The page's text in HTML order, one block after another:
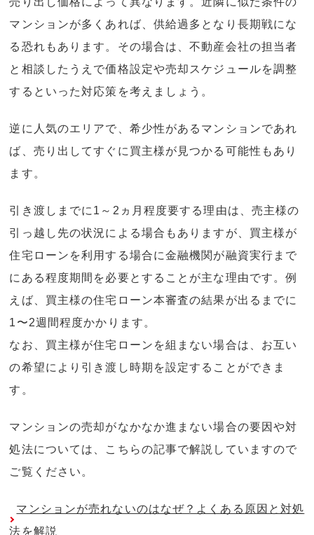
マンションが多くあれば、供給過多となり長期戦にな
る恐れもあります。その場合は、不動産会社の担当者
と相談したうえで価格設定や売却スケジュールを調整
するといった対応策を考えましょう。
逆に人気のエリアで、希少性があるマンションであれ
ば、売り出してすぐに買主様が見つかる可能性もあり
ます。
引き渡しまでに1～2ヵ月程度要する理由は、売主様の
引っ越し先の状況による場合もありますが、買主様が
住宅ローンを利用する場合に金融機関が融資実行まで
にある程度期間を必要とすることが主な理由です。例
えば、買主様の住宅ローン本審査の結果が出るまでに
1〜2週間程度かかります。
なお、買主様が住宅ローンを組まない場合は、お互い
の希望により引き渡し時期を設定することができま
す。
マンションの売却がなかなか進まない場合の要因や対
処法については、こちらの記事で解説していますので
ご覧ください。
マンションが売れないのはなぜ？よくある原因と対処
法を解説